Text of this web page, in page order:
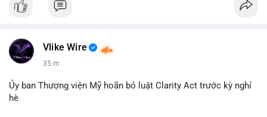
📰 Nguồn: Cointelegraph
Vlike Wire
35 m
Ủy ban Thượng viện Mỹ hoãn bỏ luật Clarity Act trước kỳ nghỉ
hè